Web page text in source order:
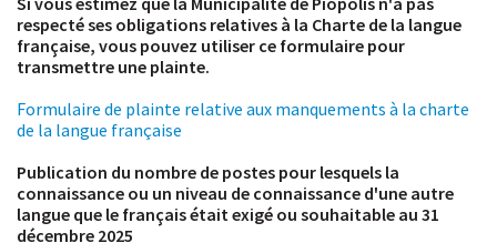
respecté ses obligations relatives à la Charte de la langue
française, vous pouvez utiliser ce formulaire pour
transmettre une plainte.
Formulaire de plainte relative aux manquements à la charte
de la langue française
Publication du nombre de postes pour lesquels la
connaissance ou un niveau de connaissance d'une autre
langue que le français était exigé ou souhaitable au 31
décembre 2025